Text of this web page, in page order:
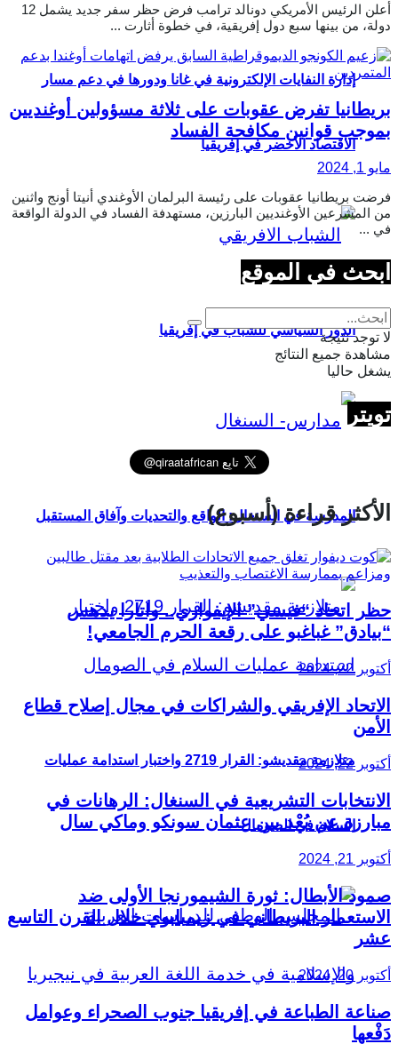
إدارة النفايات الإلكترونية في غانا ودورها في دعم مسار
الاقتصاد الأخضر في إفريقيا
الدور السياسي للشباب في إفريقيا
المدرسة في السنغال: الواقع والتحديات وآفاق المستقبل
متلازمة مقديشو: القرار 2719 واختبار استدامة عمليات
السلام في الصومال
أعلن الرئيس الأمريكي دونالد ترامب فرض حظر سفر جديد يشمل 12
دولة، من بينها سبع دول إفريقية، في خطوة أثارت ...
بريطانيا تفرض عقوبات على ثلاثة مسؤولين أوغنديين
بموجب قوانين مكافحة الفساد
مايو 1, 2024
فرضت بريطانيا عقوبات على رئيسة البرلمان الأوغندي أنيتا أونج واثنين
من المشرعين الأوغنديين البارزين، مستهدفة الفساد في الدولة الواقعة
في ...
ابحث في الموقع
لا توجد نتيجة
مشاهدة جميع النتائج
يشغل حاليا
تويتر
الأكثر قراءة (أسبوع)
حظر اتحاد “فيسي” الإيفواري.. واتارا يدهس
“بيادق” غباغبو على رقعة الحرم الجامعي!
أكتوبر 22, 2024
الاتحاد الإفريقي والشراكات في مجال إصلاح قطاع
الأمن
أكتوبر 22, 2024
الانتخابات التشريعية في السنغال: الرهانات في
مبارزة عن بُعْد بين عثمان سونكو وماكي سال
أكتوبر 21, 2024
صمود الأبطال: ثورة الشيمورنجا الأولى ضد
الاستعمار البريطاني في زيمبابوي خلال القرن التاسع
عشر
أكتوبر 20, 2024
صناعة الطباعة في إفريقيا جنوب الصحراء وعوامل
دَفْعها